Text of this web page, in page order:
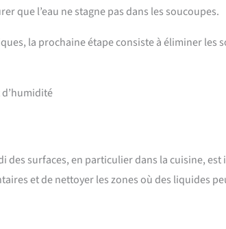
que l’eau ne stagne pas dans les soucoupes.
la prochaine étape consiste à éliminer les
des surfaces, en particulier dans la cuisine,
et de nettoyer les zones où des liquides